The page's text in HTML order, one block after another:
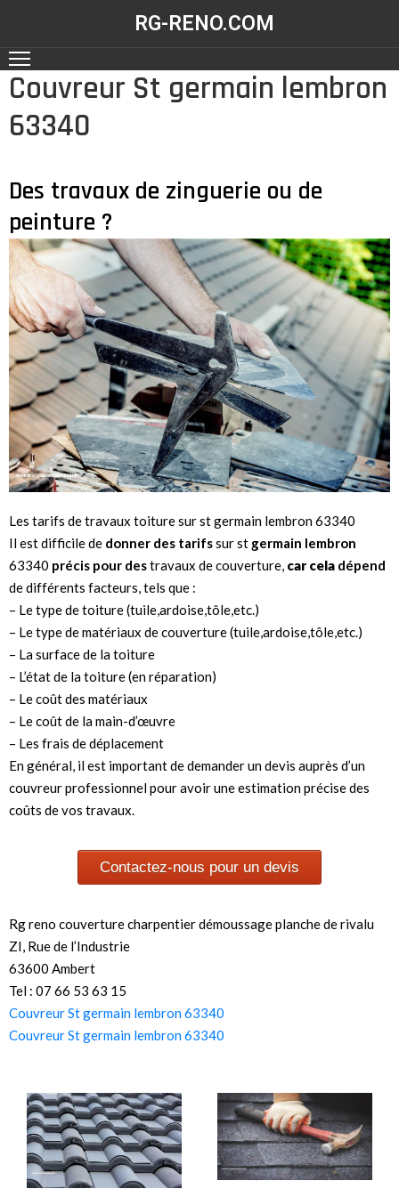
RG-RENO.COM
ACCUEIL
NOS
RÉALISATIONS
NOS
SERVICES
CONTACT
Couvreur St germain lembron
63340
Des travaux de zinguerie ou de
peinture ?
Les tarifs de travaux toiture sur st germain lembron 63340
Il est difficile de donner des tarifssur st germain lembron
63340 précis pour destravaux de couverture, car cela dépend
de différents facteurs, tels que :
– Le type de toiture (tuile,ardoise,tôle,etc.)
– Le type de matériaux de couverture (tuile,ardoise,tôle,etc.)
– La surface de la toiture
– L’état de la toiture (en réparation)
– Le coût des matériaux
– Le coût de la main-d’œuvre
– Les frais de déplacement
En général, il est important de demander un devis auprès d’un
couvreur professionnel pour avoir une estimation précise des
coûts de vos travaux.
Contactez-nous pour un devis
Rg reno couverture charpentier démoussage planche de rivalu
ZI, Rue de l’Industrie
63600 Ambert
Tel : 07 66 53 63 15
Couvreur St germain lembron 63340
Couvreur St germain lembron 63340